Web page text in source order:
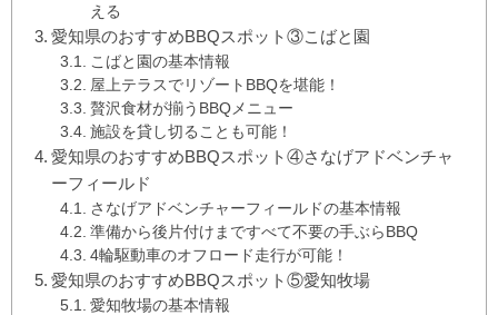
える
愛知県のおすすめBBQスポット③こばと園
こばと園の基本情報
屋上テラスでリゾートBBQを堪能！
贅沢食材が揃うBBQメニュー
施設を貸し切ることも可能！
愛知県のおすすめBBQスポット④さなげアドベンチャ
ーフィールド
さなげアドベンチャーフィールドの基本情報
準備から後片付けまですべて不要の手ぶらBBQ
4輪駆動車のオフロード走行が可能！
愛知県のおすすめBBQスポット⑤愛知牧場
愛知牧場の基本情報